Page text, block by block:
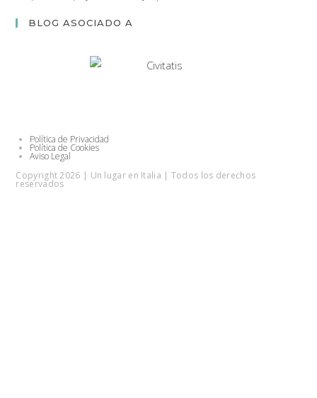
BLOG ASOCIADO A
Política de Privacidad
Política de Cookies
Aviso Legal
Copyright 2026 | Un lugar en Italia | Todos los derechos
reservados